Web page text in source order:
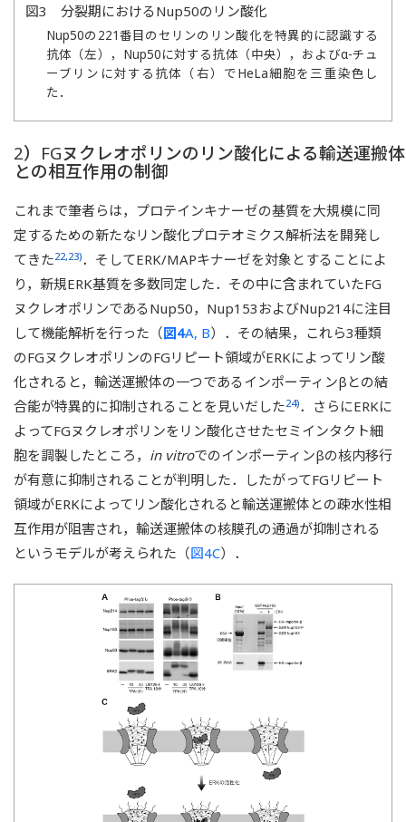
図3 分裂期におけるNup50のリン酸化
Nup50の221番目のセリンのリン酸化を特異的に認識する
抗体（左），Nup50に対する抗体（中央），およびα-チュ
ーブリンに対する抗体（右）でHeLa細胞を三重染色し
た．
2）FGヌクレオポリンのリン酸化による輸送運搬体
との相互作用の制御
これまで筆者らは，プロテインキナーゼの基質を大規模に同
定するための新たなリン酸化プロテオミクス解析法を開発し
てきた22,23)．そしてERK/MAPキナーゼを対象とすることによ
り，新規ERK基質を多数同定した．その中に含まれていたFG
ヌクレオポリンであるNup50，Nup153およびNup214に注目
して機能解析を行った（図4A, B）．その結果，これら3種類
のFGヌクレオポリンのFGリピート領域がERKによってリン酸
化されると，輸送運搬体の一つであるインポーティンβとの結
合能が特異的に抑制されることを見いだした24)．さらにERKに
よってFGヌクレオポリンをリン酸化させたセミインタクト細
胞を調製したところ， in vitroでのインポーティンβの核内移行
が有意に抑制されることが判明した．したがってFGリピート
領域がERKによってリン酸化されると輸送運搬体との疎水性相
互作用が阻害され，輸送運搬体の核膜孔の通過が抑制される
というモデルが考えられた（図4C）．